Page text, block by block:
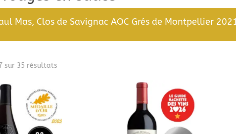
Mas, Clos de Savignac AOC Grés de Montpellier
sur 35 résultatsTrié